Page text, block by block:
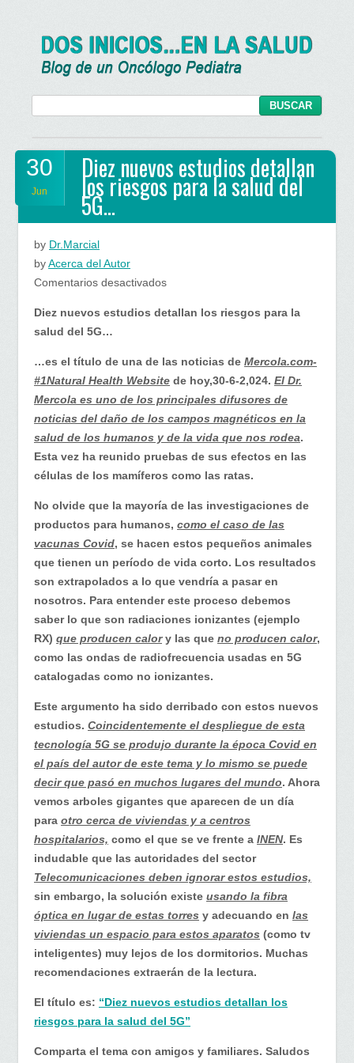
30
Jun
Diez nuevos estudios detallan
los riesgos para la salud del
5G…
by Dr.Marcial
byAcerca del Autor
Comentarios desactivadosen
nuevos
detallan
los
riesgos
para
la
salud
del
Diez nuevos estudios detallan los riesgos para la
salud del 5G…
…es el título de una de las noticias de Mercola.com-
#1Natural Health Website de hoy,30-6-2,024. El Dr.
Mercola es uno de los principales difusores de
noticias del daño de los campos magnéticos en la
salud de los humanos y de la vida que nos rodea.
Esta vez ha reunido pruebas de sus efectos en las
células de los mamíferos como las ratas.
No olvide que la mayoría de las investigaciones de
productos para humanos, como el caso de las
vacunas Covid, se hacen estos pequeños animales
que tienen un período de vida corto. Los resultados
son extrapolados a lo que vendría a pasar en
nosotros. Para entender este proceso debemos
saber lo que son radiaciones ionizantes (ejemplo
RX) que producen calory las que no producen calor,
como las ondas de radiofrecuencia usadas en 5G
catalogadas como no ionizantes.
Este argumento ha sido derribado con estos nuevos
estudios. Coincidentemente el despliegue de esta
tecnología 5G se produjo durante la época Covid en
el país del autor de este tema y lo mismo se puede
decir que pasó en muchos lugares del mundo. Ahora
vemos arboles gigantes que aparecen de un día
para otro cerca de viviendas y a centros
hospitalarios, como el que se ve frente a INEN. Es
indudable que las autoridades del sector
Telecomunicaciones deben ignorar estos estudios,
sin embargo, la solución existe usando la fibra
óptica en lugar de estas torres y adecuando en las
viviendas un espacio para estos aparatos (como tv
inteligentes) muy lejos de los dormitorios. Muchas
recomendaciones extraerán de la lectura.
El título es: “Diez nuevos estudios detallan los
riesgos para la salud del 5G”
Comparta el tema con amigos y familiares. Saludos